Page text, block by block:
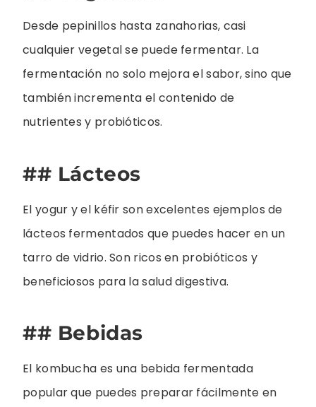
Desde pepinillos hasta zanahorias, casi
cualquier vegetal se puede fermentar. La
fermentación no solo mejora el sabor, sino que
también incrementa el contenido de
nutrientes y probióticos.
## Lácteos
El yogur y el kéfir son excelentes ejemplos de
lácteos fermentados que puedes hacer en un
tarro de vidrio. Son ricos en probióticos y
beneficiosos para la salud digestiva.
## Bebidas
El kombucha es una bebida fermentada
popular que puedes preparar fácilmente en